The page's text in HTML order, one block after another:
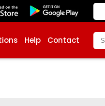
Help Contact